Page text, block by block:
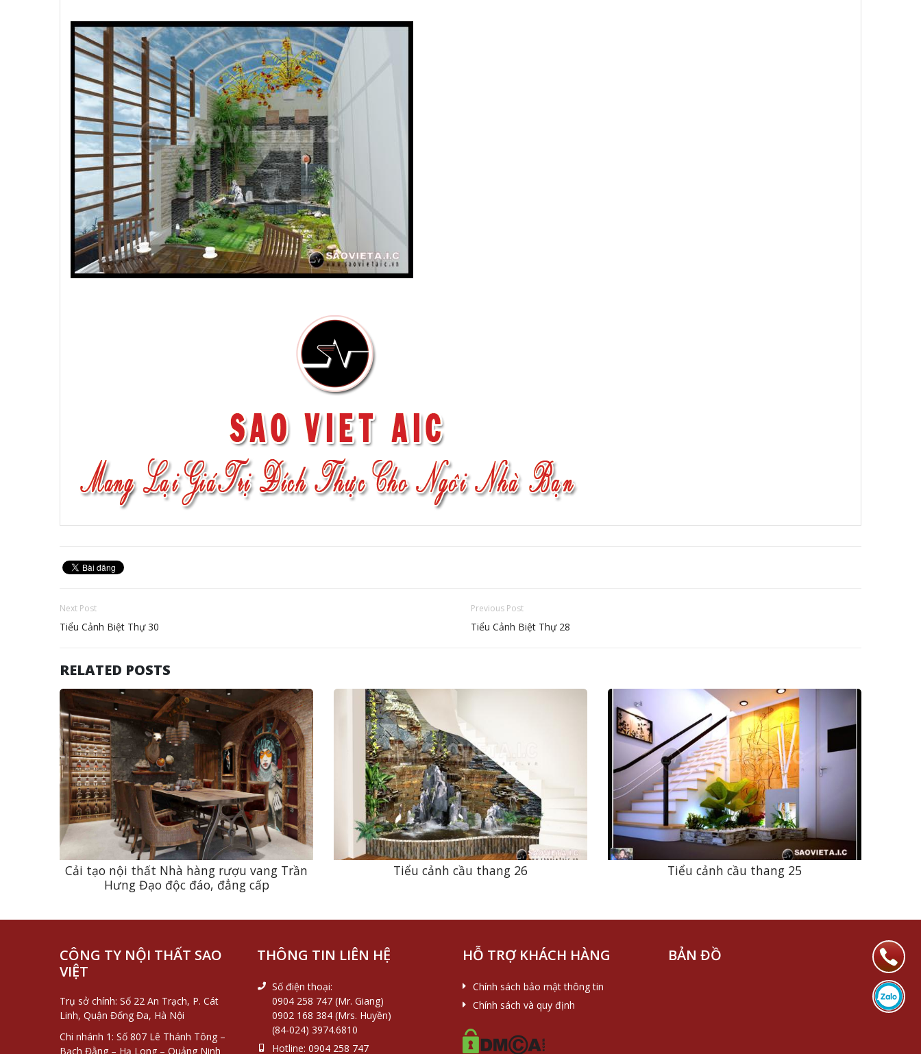
Next Post
Tiểu Cảnh Biệt Thự 30
Previous Post
Tiểu Cảnh Biệt Thự 28
RELATED POSTS
Cải tạo nội thất Nhà hàng rượu vang Trần
Hưng Đạo độc đáo, đẳng cấp
Tiểu cảnh cầu thang 26 Tiểu cảnh cầu thang 25
CÔNG TY NỘI THẤT SAO
VIỆT
Trụ sở chính: Số 22 An Trạch, P. Cát
Linh, Quận Đống Đa, Hà Nội
Chi nhánh 1: Số 807 Lê Thánh Tông –
Bạch Đằng – Hạ Long – Quảng Ninh
THÔNG TIN LIÊN HỆ
Số điện thoại:
0904 258 747 (Mr. Giang)
0902 168 384 (Mrs. Huyền)
(84-024) 3974.6810
Hotline: 0904 258 747
HỖ TRỢ KHÁCH HÀNG
Chính sách bảo mật thông tin
Chính sách và quy định
BẢN ĐỒ